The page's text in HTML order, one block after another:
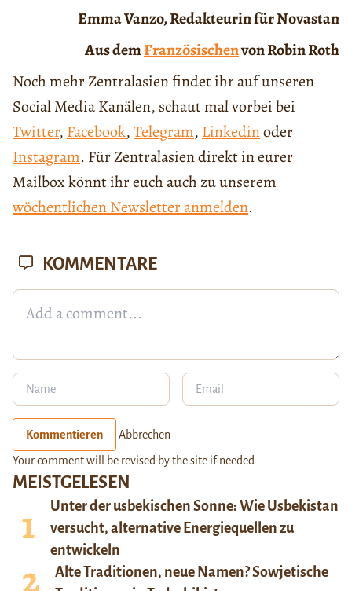
Emma Vanzo, Redakteurin für Novastan
Aus demFranzösischenvon Robin Roth
Noch mehr Zentralasien findet ihr auf unseren
Social Media Kanälen, schaut mal vorbei bei
Twitter, Facebook,Telegram, Linkedinoder
Instagram. Für Zentralasien direkt in eurer
Mailbox könnt ihr euch auch zu unserem
wöchentlichen Newsletter anmelden.
MEISTGELESEN
Unter der usbekischen Sonne: Wie Usbekistan
versucht, alternative Energiequellen zu
entwickeln
Alte Traditionen, neue Namen? Sowjetische
KOMMENTARE
Kommentieren Abbrechen
Your comment will be revised by the site if needed.